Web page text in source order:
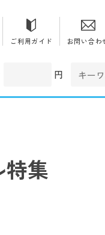
ご利用ガイド お問い合わ
円
集